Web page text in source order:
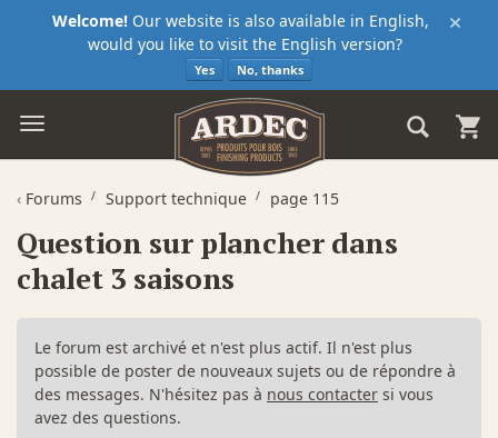
×
Welcome! Our website is also available in English,
would you like to visit the English version?
Yes No, thanks
‹ Forums Support technique page 115
Question sur plancher dans
chalet 3 saisons
Le forum est archivé et n'est plus actif. Il n'est plus
possible de poster de nouveaux sujets ou de répondre à
des messages. N'hésitez pas à nous contacter si vous
avez des questions.